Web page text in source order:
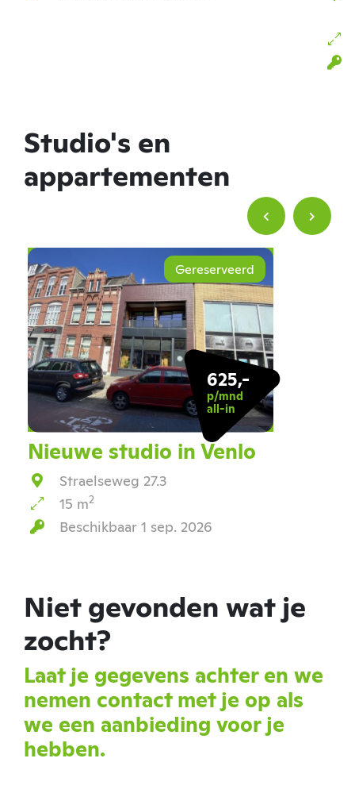
Studio's en
appartementen
Gereserveerd
625,-
p/mnd
all-in
Nieuwe studio in Venlo
Straelseweg 27.3
15 m2
Beschikbaar 1 sep. 2026
Niet gevonden wat je
zocht?
Laat je gegevens achter en we
nemen contact met je op als
we een aanbieding voor je
hebben.